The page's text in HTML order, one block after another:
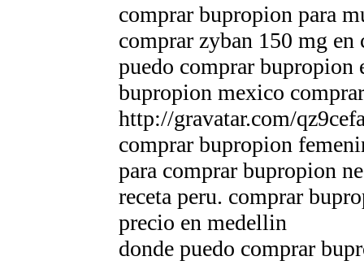
comprar bupropion para
comprar zyban 150 mg en
puedo comprar bupropion
bupropion mexico comprar
http://gravatar.com/
comprar bupropion
para comprar bupropion
receta peru. comprar
precio en medellin
donde puedo comprar